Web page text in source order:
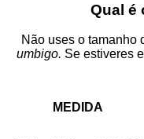
Qual é
Não uses o tamanho
umbigo. Se estiveres
MEDIDA